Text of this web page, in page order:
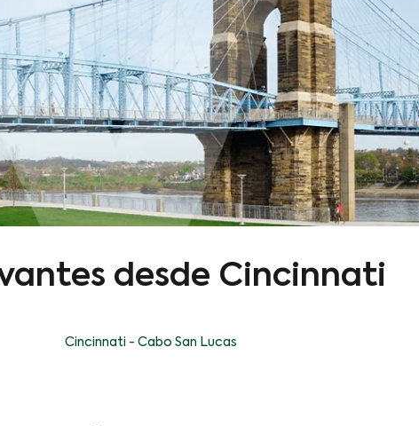
desde Cincinnati
Cincinnati - Cabo San Lucas